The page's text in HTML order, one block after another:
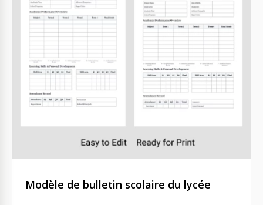
Modèle de bulletin scolaire du lycée